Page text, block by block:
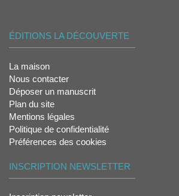
ÉDITIONS LA DÉCOUVERTE
La maison
Nous contacter
Déposer un manuscrit
Plan du site
Mentions légales
Politique de confidentialité
Préférences des cookies
INSCRIPTION NEWSLETTER